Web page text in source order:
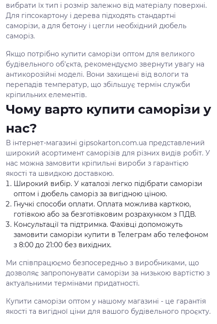
вибрати їх тип і розмір залежно від матеріалу поверхні.
Для гіпсокартону і дерева підходять стандартні
саморізи, а для бетону і цегли необхідний дюбель
саморіз.
Якщо потрібно купити саморізи оптом для великого
будівельного об'єкта, рекомендуємо звернути увагу на
антикорозійні моделі. Вони захищені від вологи та
перепадів температур, що збільшує термін служби
кріпильних елементів.
Чому варто купити саморізи у
нас?
В інтернет-магазині gipsokarton.com.ua представлений
широкий асортимент саморізів для різних видів робіт. У
нас можна замовити кріпильні вироби з гарантією
якості та швидкою доставкою.
Широкий вибір. У каталозі легко підібрати саморізи
оптом і дюбель саморіз за вигідною ціною.
Гнучкі способи оплати. Оплата можлива карткою,
готівкою або за безготівковим розрахунком з ПДВ.
Консультації та підтримка. Фахівці допоможуть
замовити саморізи купити в Телеграм або телефоном
з 8:00 до 21:00 без вихідних.
Ми співпрацюємо безпосередньо з виробниками, що
дозволяє запропонувати саморізи за низькою вартістю з
актуальними термінами придатності.
Купити саморізи оптом у нашому магазині - це гарантія
якості та вигідної ціни для вашого будівельного проєкту.